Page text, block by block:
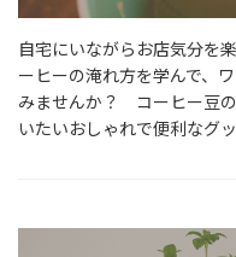
自宅にいながらお店気分を
ーヒーの淹れ方を学んで、
みませんか？ コーヒー豆
いたいおしゃれで便利なグ